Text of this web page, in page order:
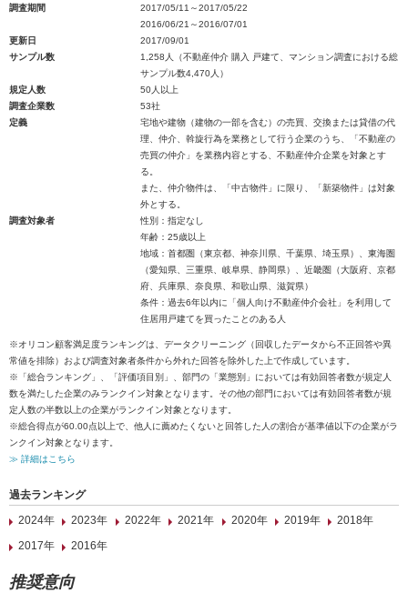
調査期間
2017/05/11～2017/05/22
2016/06/21～2016/07/01
更新日
2017/09/01
サンプル数
1,258人（不動産仲介 購入 戸建て、マンション調査における総
サンプル数4,470人）
規定人数
50人以上
調査企業数
53社
定義
宅地や建物（建物の一部を含む）の売買、交換または貸借の代
理、仲介、斡旋行為を業務として行う企業のうち、「不動産の
売買の仲介」を業務内容とする、不動産仲介企業を対象とす
る。
また、仲介物件は、「中古物件」に限り、「新築物件」は対象
外とする。
調査対象者
性別：指定なし
年齢：25歳以上
地域：首都圏（東京都、神奈川県、千葉県、埼玉県）、東海圏
（愛知県、三重県、岐阜県、静岡県）、近畿圏（大阪府、京都
府、兵庫県、奈良県、和歌山県、滋賀県）
条件：過去6年以内に「個人向け不動産仲介会社」を利用して
住居用戸建てを買ったことのある人
※オリコン顧客満足度ランキングは、データクリーニング（回収したデータから不正回答や異
常値を排除）および調査対象者条件から外れた回答を除外した上で作成しています。
※「総合ランキング」、「評価項目別」、部門の「業態別」においては有効回答者数が規定人
数を満たした企業のみランクイン対象となります。その他の部門においては有効回答者数が規
定人数の半数以上の企業がランクイン対象となります。
※総合得点が60.00点以上で、他人に薦めたくないと回答した人の割合が基準値以下の企業がラ
ンクイン対象となります。
≫ 詳細はこちら
過去ランキング
2024年
2023年 2022年 2021年 2020年 2019年
2018年
2017年
2016年
推奨意向